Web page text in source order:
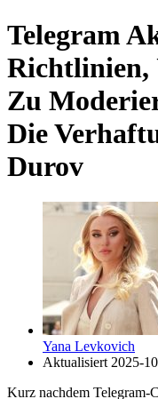
Telegram
Richtlinien,
Zu
Die
Durov
Yana Levkovich
Aktualisiert 2025-
Kurz nachdem Telegram-